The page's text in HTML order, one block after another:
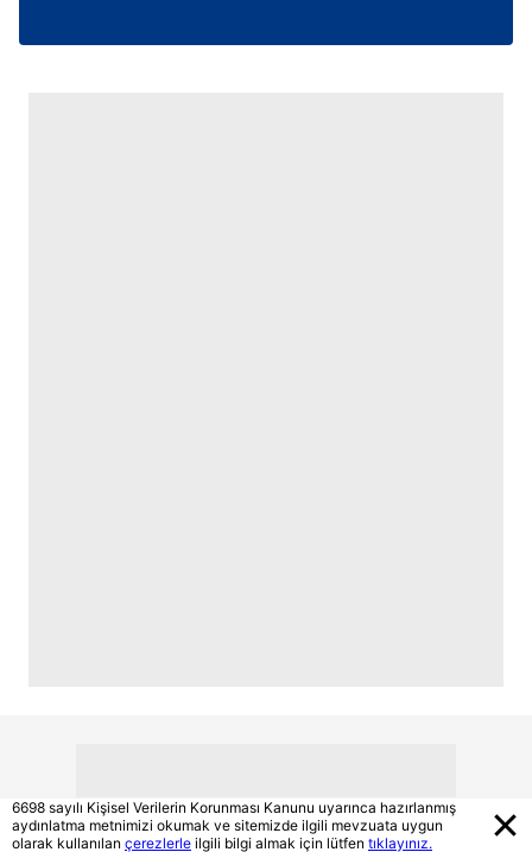
6698 sayılı Kişisel Verilerin Korunması Kanunu uyarınca hazırlanmış
aydınlatma metnimizi okumak ve sitemizde ilgili mevzuata uygun
olarak kullanılan çerezlerle ilgili bilgi almak için lütfen tıklayınız.